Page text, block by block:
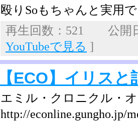
殴りSoもちゃんと実用
再生回数：521 公開
YouTubeで見る ]
【ECO】イリス
エミル・クロニクル・
http://econline.gungho.jp/